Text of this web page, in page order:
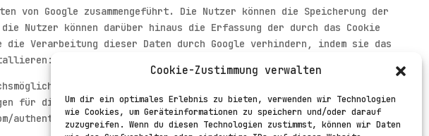
Cookie-Zustimmung verwalten
Um dir ein optimales Erlebnis zu bieten, verwenden wir Technologien
wie Cookies, um Geräteinformationen zu speichern und/oder darauf
zuzugreifen. Wenn du diesen Technologien zustimmst, können wir Daten
von Google zusammengeführt. Die Nutzer können die Speicherung der
Nutzer können darüber hinaus die Erfassung der durch das Cookie
die Verarbeitung dieser Daten durch Google verhindern, indem sie das
http://tools.google.com/dlpage/gaoptout?hl=de.
erfahren Sie in der Datenschutzerklärung von Google
die Darstellung von Werbeeinblendungen durch Google
authenticated).